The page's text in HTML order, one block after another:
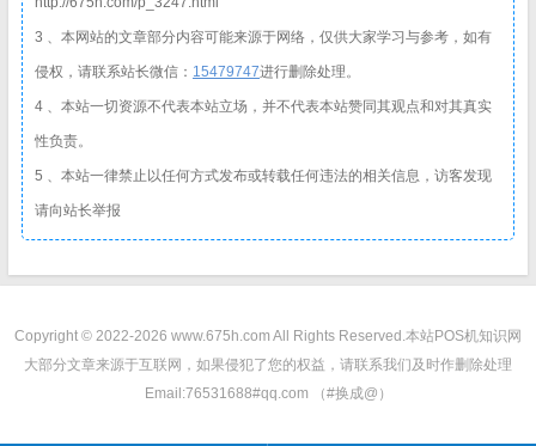
3 、本网站的文章部分内容可能来源于网络，仅供大家学习与参考，如有
侵权，请联系站长微信： 1 5479747进行删除处理。
4 、本站一切资源不代表本站立场，并不代表本站赞同其观点和对其真实
性负责。
5 、本站一律禁止以任何方式发布或转载任何违法的相关信息，访客发现
请向站长举报
Copyright © 2022-2026 www.675h.com All Rights Reserved. 本站POS机知识网
大部分文章来源于互联网，如果侵犯了您的权益，请联系我们及时作删除处理
Email:76531688#qq.com （#换成@）